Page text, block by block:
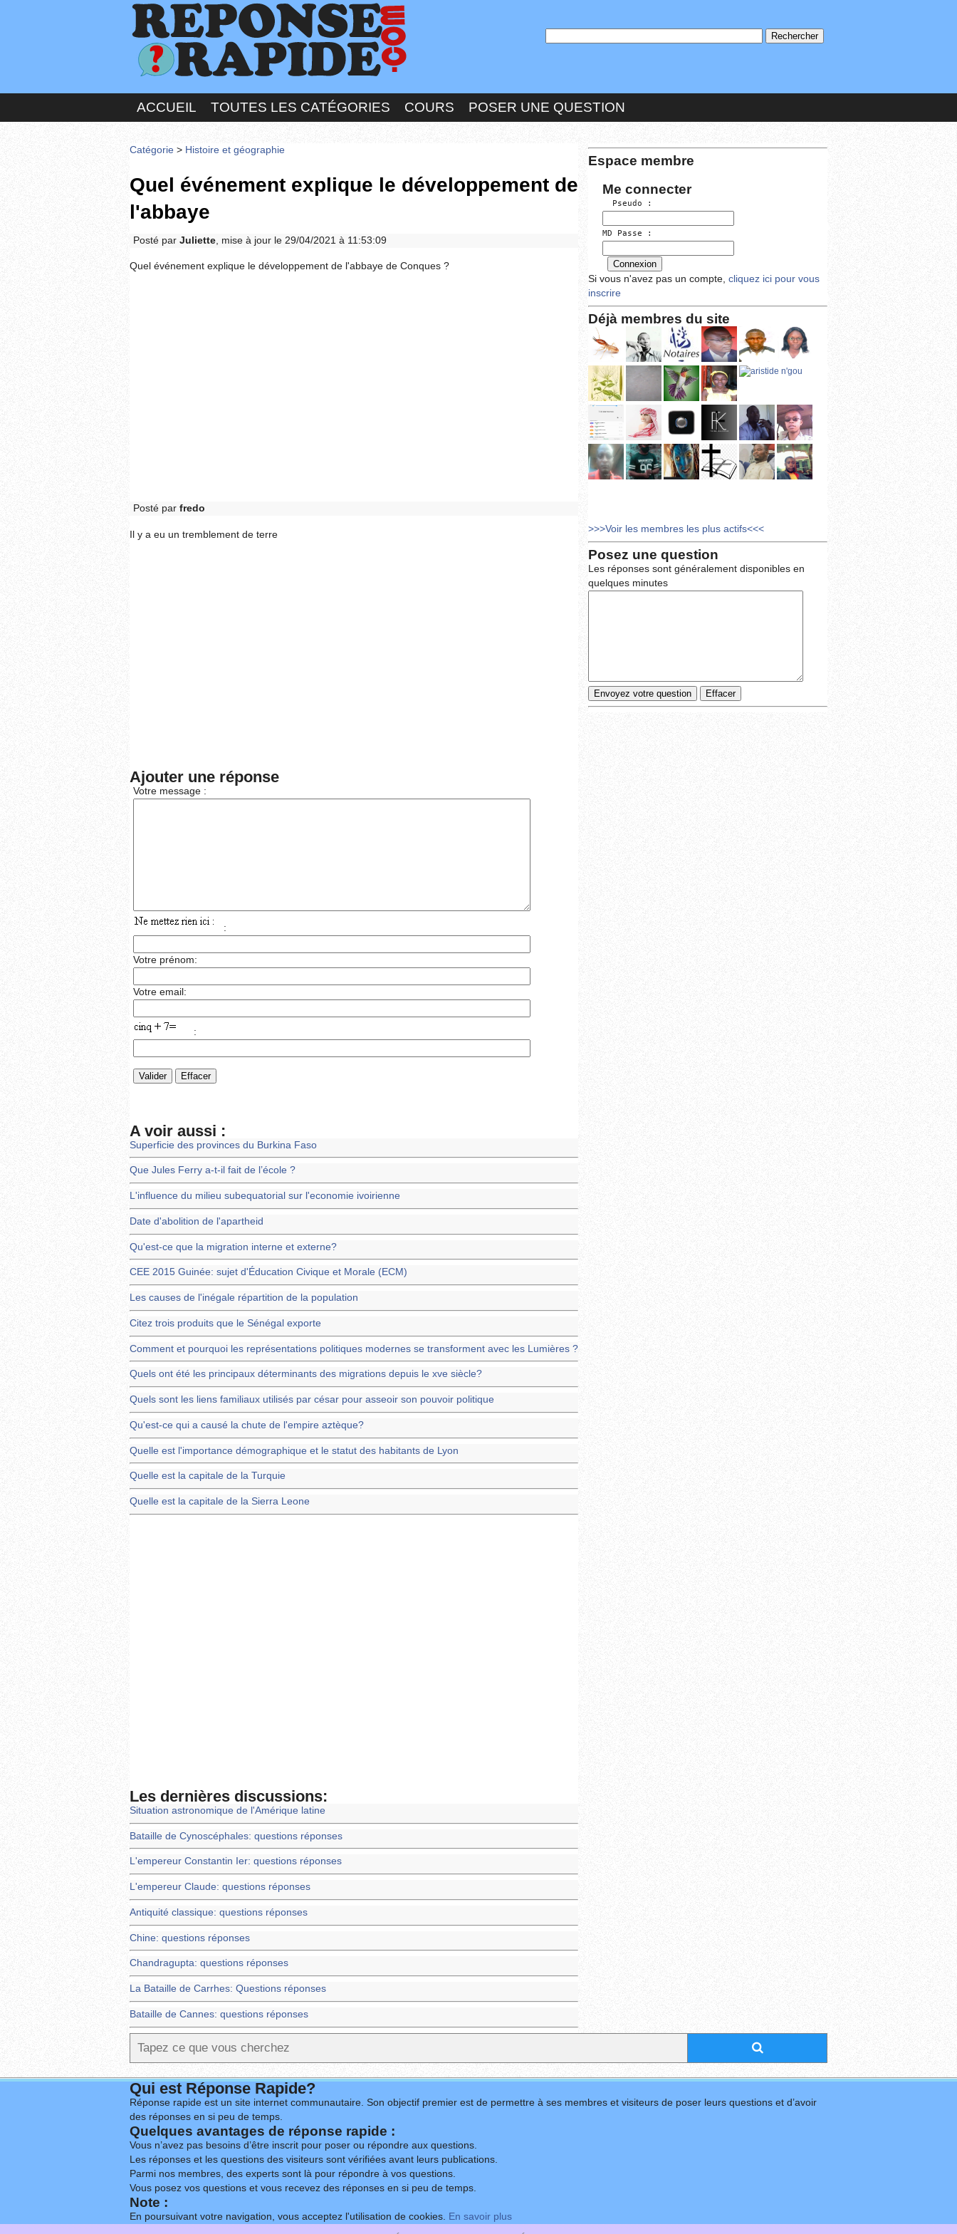
ACCUEIL TOUTES LES CATÉGORIES COURS POSER UNE QUESTION
Catégorie > Histoire et géographie
Quel événement explique le développement de
l'abbaye
Posté par Juliette , mise à jour le 29/04/2021 à 11:53:09
Quel événement explique le développement de l'abbaye de Conques ?
Posté par fredo
Il y a eu un tremblement de terre
Ajouter une réponse
Votre message :
:
Votre prénom:
Votre email:
:
A voir aussi :
Superficie des provinces du Burkina Faso
Que Jules Ferry a-t-il fait de l’école ?
L'influence du milieu subequatorial sur l'economie ivoirienne
Date d'abolition de l'apartheid
Qu'est-ce que la migration interne et externe?
CEE 2015 Guinée: sujet d'Éducation Civique et Morale (ECM)
Les causes de l'inégale répartition de la population
Citez trois produits que le Sénégal exporte
Comment et pourquoi les représentations politiques modernes se transforment avec les Lumières ?
Quels ont été les principaux déterminants des migrations depuis le xve siècle?
Quels sont les liens familiaux utilisés par césar pour asseoir son pouvoir politique
Qu'est-ce qui a causé la chute de l'empire aztèque?
Quelle est l'importance démographique et le statut des habitants de Lyon
Quelle est la capitale de la Turquie
Quelle est la capitale de la Sierra Leone
Les dernières discussions:
Situation astronomique de l'Amérique latine
Bataille de Cynoscéphales: questions réponses
L'empereur Constantin Ier: questions réponses
L'empereur Claude: questions réponses
Antiquité classique: questions réponses
Chine: questions réponses
Chandragupta: questions réponses
La Bataille de Carrhes: Questions réponses
Bataille de Cannes: questions réponses
Espace membre
Me connecter
  Pseudo :
MD Passe :
Si vous n'avez pas un compte, cliquez ici pour vous
inscrire
Déjà membres du site
>>>Voir les membres les plus actifs<<<
Posez une question
Les réponses sont généralement disponibles en
quelques minutes
Qui est Réponse Rapide?
Réponse rapide est un site internet communautaire. Son objectif premier est de permettre à ses membres et visiteurs de poser leurs questions et d’avoir
des réponses en si peu de temps.
Quelques avantages de réponse rapide :
Vous n’avez pas besoins d’être inscrit pour poser ou répondre aux questions.
Les réponses et les questions des visiteurs sont vérifiées avant leurs publications.
Parmi nos membres, des experts sont là pour répondre à vos questions.
Vous posez vos questions et vous recevez des réponses en si peu de temps.
Note :
En poursuivant votre navigation, vous acceptez l'utilisation de cookies. En savoir plus